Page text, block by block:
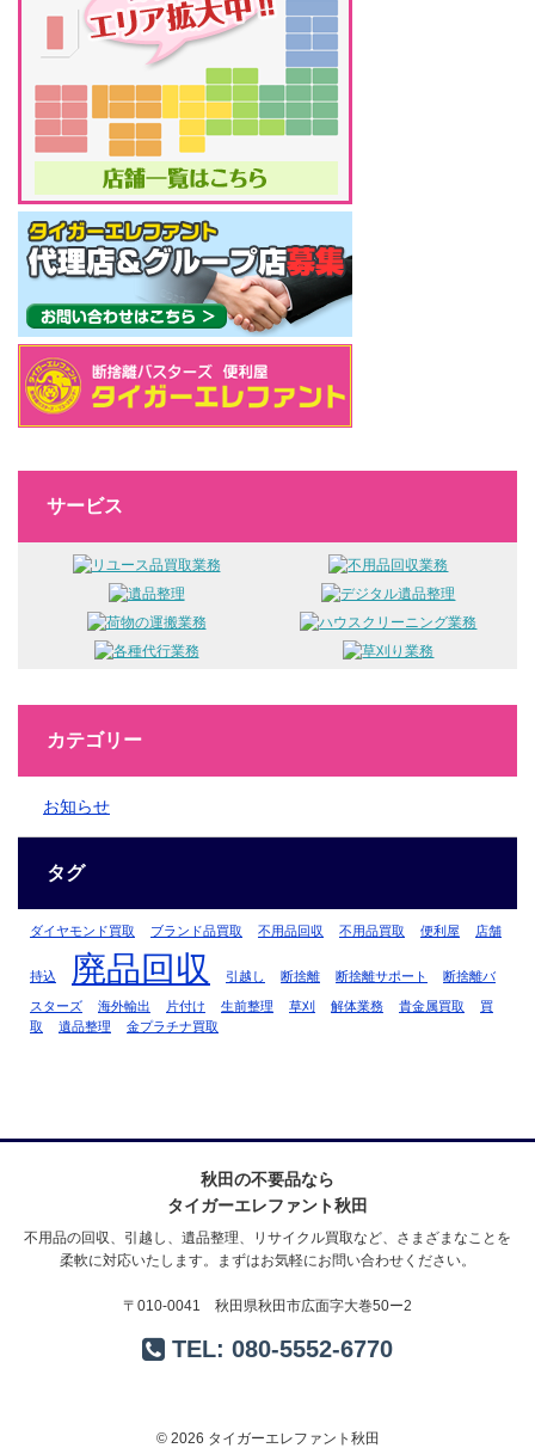
サービス
カテゴリー
お知らせ
タグ
ダイヤモンド買取 ブランド品買取 不用品回収 不用品買取 便利屋 店舗
持込 廃品回収 引越し 断捨離 断捨離サポート 断捨離バ
スターズ 海外輸出 片付け 生前整理 草刈 解体業務 貴金属買取
買
取
遺品整理 金プラチナ買取
秋田の不要品なら
タイガーエレファント秋田
不用品の回収、引越し、遺品整理、リサイクル買取など、さまざまなことを
柔軟に対応いたします。まずはお気軽にお問い合わせください。
〒010-0041 秋田県秋田市広面字大巻50ー2
TEL: 080-5552-6770
© 2026 タイガーエレファント秋田